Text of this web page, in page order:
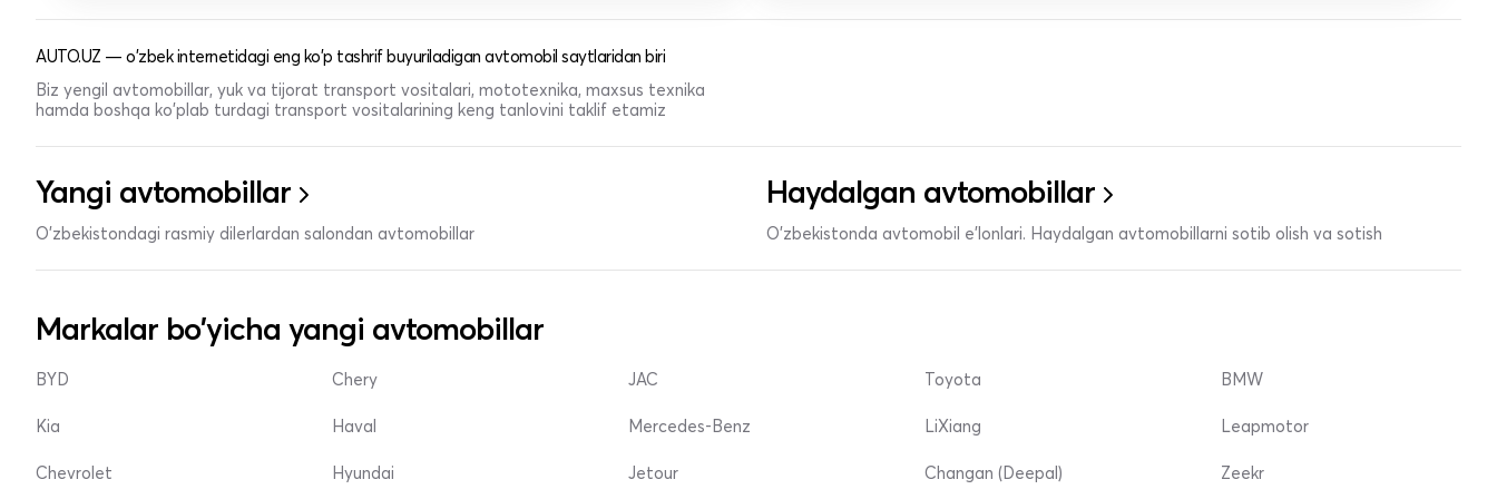
AUTO.UZ — o'zbek internetidagi eng ko'p tashrif buyuriladigan avtomobil saytlaridan biri
Biz yengil avtomobillar, yuk va tijorat transport vositalari, mototexnika, maxsus texnika
hamda boshqa ko'plab turdagi transport vositalarining keng tanlovini taklif etamiz
Yangi avtomobillar
O'zbekistondagi rasmiy dilerlardan salondan avtomobillar
Haydalgan avtomobillar
O'zbekistonda avtomobil e’lonlari. Haydalgan avtomobillarni sotib olish va sotish
Markalar bo'yicha yangi avtomobillar
BYD
Kia
Chevrolet
Chery
Haval
Hyundai
JAC
Mercedes-Benz
Jetour
Toyota
LiXiang
Changan (Deepal)
BMW
Leapmotor
Zeekr